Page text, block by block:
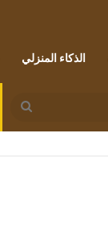
الذكاء المنزلي
بحث
عن